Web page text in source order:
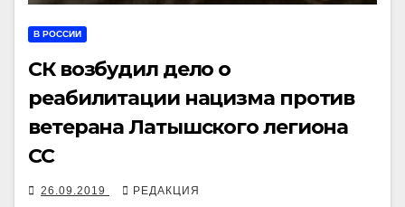
В РОССИИ
СК возбудил дело о
реабилитации нацизма против
ветерана Латышского легиона
СС
26.09.2019 РЕДАКЦИЯ